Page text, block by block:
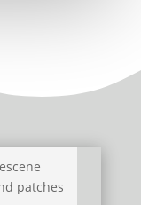
patches